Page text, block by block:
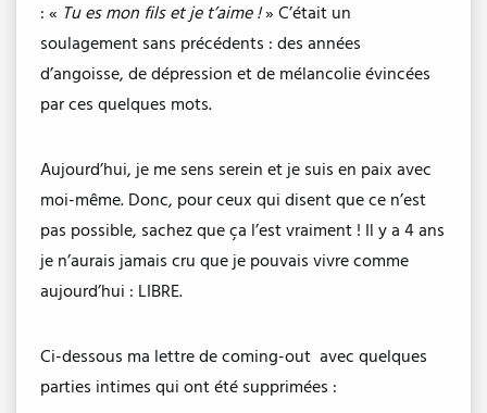
: « Tu es mon fils et je t’aime !» C’était un
soulagement sans précédents : des années
d’angoisse, de dépression et de mélancolie évincées
par ces quelques mots.
Aujourd’hui, je me sens serein et je suis en paix avec
moi-même. Donc, pour ceux qui disent que ce n’est
pas possible, sachez que ça l’est vraiment ! Il y a 4 ans
je n’aurais jamais cru que je pouvais vivre comme
aujourd’hui : LIBRE.
Ci-dessous ma lettre de coming-out avec quelques
parties intimes qui ont été supprimées :